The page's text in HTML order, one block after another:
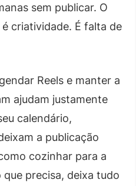
sem publicar. O
criatividade. É falta de
Reels e manter a
ajudam justamente
calendário,
a publicação
cozinhar para a
que precisa, deixa tudo